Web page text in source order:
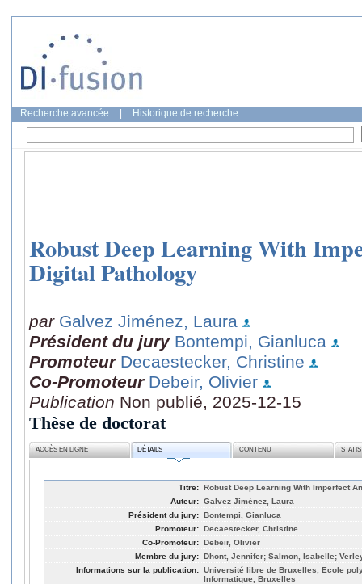
Recherche avancée Historique de recherche
Robust Deep Learning With
Digital Pathology
par Galvez Jiménez, Laura
Président du jury Bontempi, Gianluca
Promoteur Decaestecker, Christine
Co-Promoteur Debeir, Olivier
Publication Non publié, 2025-12-15
Thèse de doctorat
ACCÈS EN LIGNE DÉTAILS CONTENU
Titre: Robust Deep Learning With Imperfect
Auteur: Galvez Jiménez, Laura
Président du jury: Bontempi, Gianluca
Promoteur: Decaestecker, Christine
Co-Promoteur: Debeir, Olivier
Membre du jury: Dhont, Jennifer; Salmon, Isabelle;
Informations sur la publication: Université libre de Bruxelles, Ecole
Informatique, Bruxelles